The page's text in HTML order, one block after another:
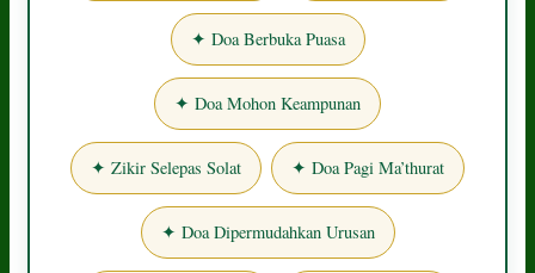
✦ Doa Berbuka Puasa
✦ Doa Mohon Keampunan
✦ Zikir Selepas Solat ✦ Doa Pagi Ma’thurat
✦ Doa Dipermudahkan Urusan